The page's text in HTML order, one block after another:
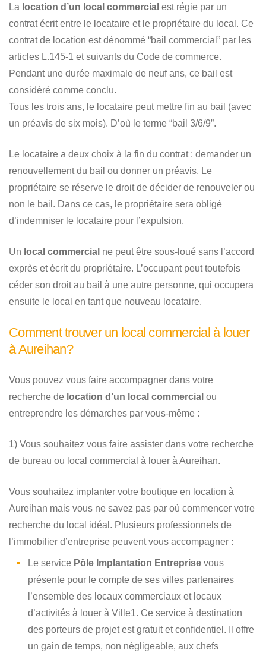
La location d’un local commercial est régie par un
contrat écrit entre le locataire et le propriétaire du local. Ce
contrat de location est dénommé “bail commercial” par les
articles L.145-1 et suivants du Code de commerce.
Pendant une durée maximale de neuf ans, ce bail est
considéré comme conclu.
Tous les trois ans, le locataire peut mettre fin au bail (avec
un préavis de six mois). D’où le terme “bail 3/6/9”.
Le locataire a deux choix à la fin du contrat : demander un
renouvellement du bail ou donner un préavis. Le
propriétaire se réserve le droit de décider de renouveler ou
non le bail. Dans ce cas, le propriétaire sera obligé
d’indemniser le locataire pour l’expulsion.
Un local commercial ne peut être sous-loué sans l’accord
exprès et écrit du propriétaire. L’occupant peut toutefois
céder son droit au bail à une autre personne, qui occupera
ensuite le local en tant que nouveau locataire.
Comment trouver un local commercial à louer
à Aureihan?
Vous pouvez vous faire accompagner dans votre
recherche de location d’un local commercial ou
entreprendre les démarches par vous-même :
1) Vous souhaitez vous faire assister dans votre recherche
de bureau ou local commercial à louer à Aureihan.
Vous souhaitez implanter votre boutique en location à
Aureihan mais vous ne savez pas par où commencer votre
recherche du local idéal. Plusieurs professionnels de
l’immobilier d’entreprise peuvent vous accompagner :
Le service Pôle Implantation Entreprise vous
présente pour le compte de ses villes partenaires
l’ensemble des locaux commerciaux et locaux
d’activités à louer à Ville1. Ce service à destination
des porteurs de projet est gratuit et confidentiel. Il offre
un gain de temps, non négligeable, aux chefs